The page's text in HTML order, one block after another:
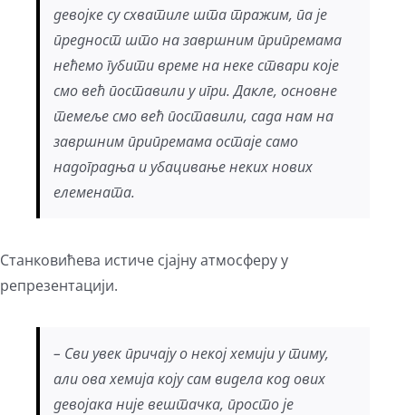
девојке су схватиле шта тражим, па је
предност што на завршним припремама
нећемо губити време на неке ствари које
смо већ поставили у игри. Дакле, основне
темеље смо већ поставили, сада нам на
завршним припремама остаје само
надоградња и убацивање неких нових
елемената.
Станковићева истиче сјајну атмосферу у
репрезентацији.
– Сви увек причају о некој хемији у тиму,
али ова хемија коју сам видела код ових
девојака није вештачка, просто је